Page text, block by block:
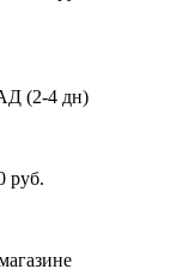
(2-4 дн)
руб.